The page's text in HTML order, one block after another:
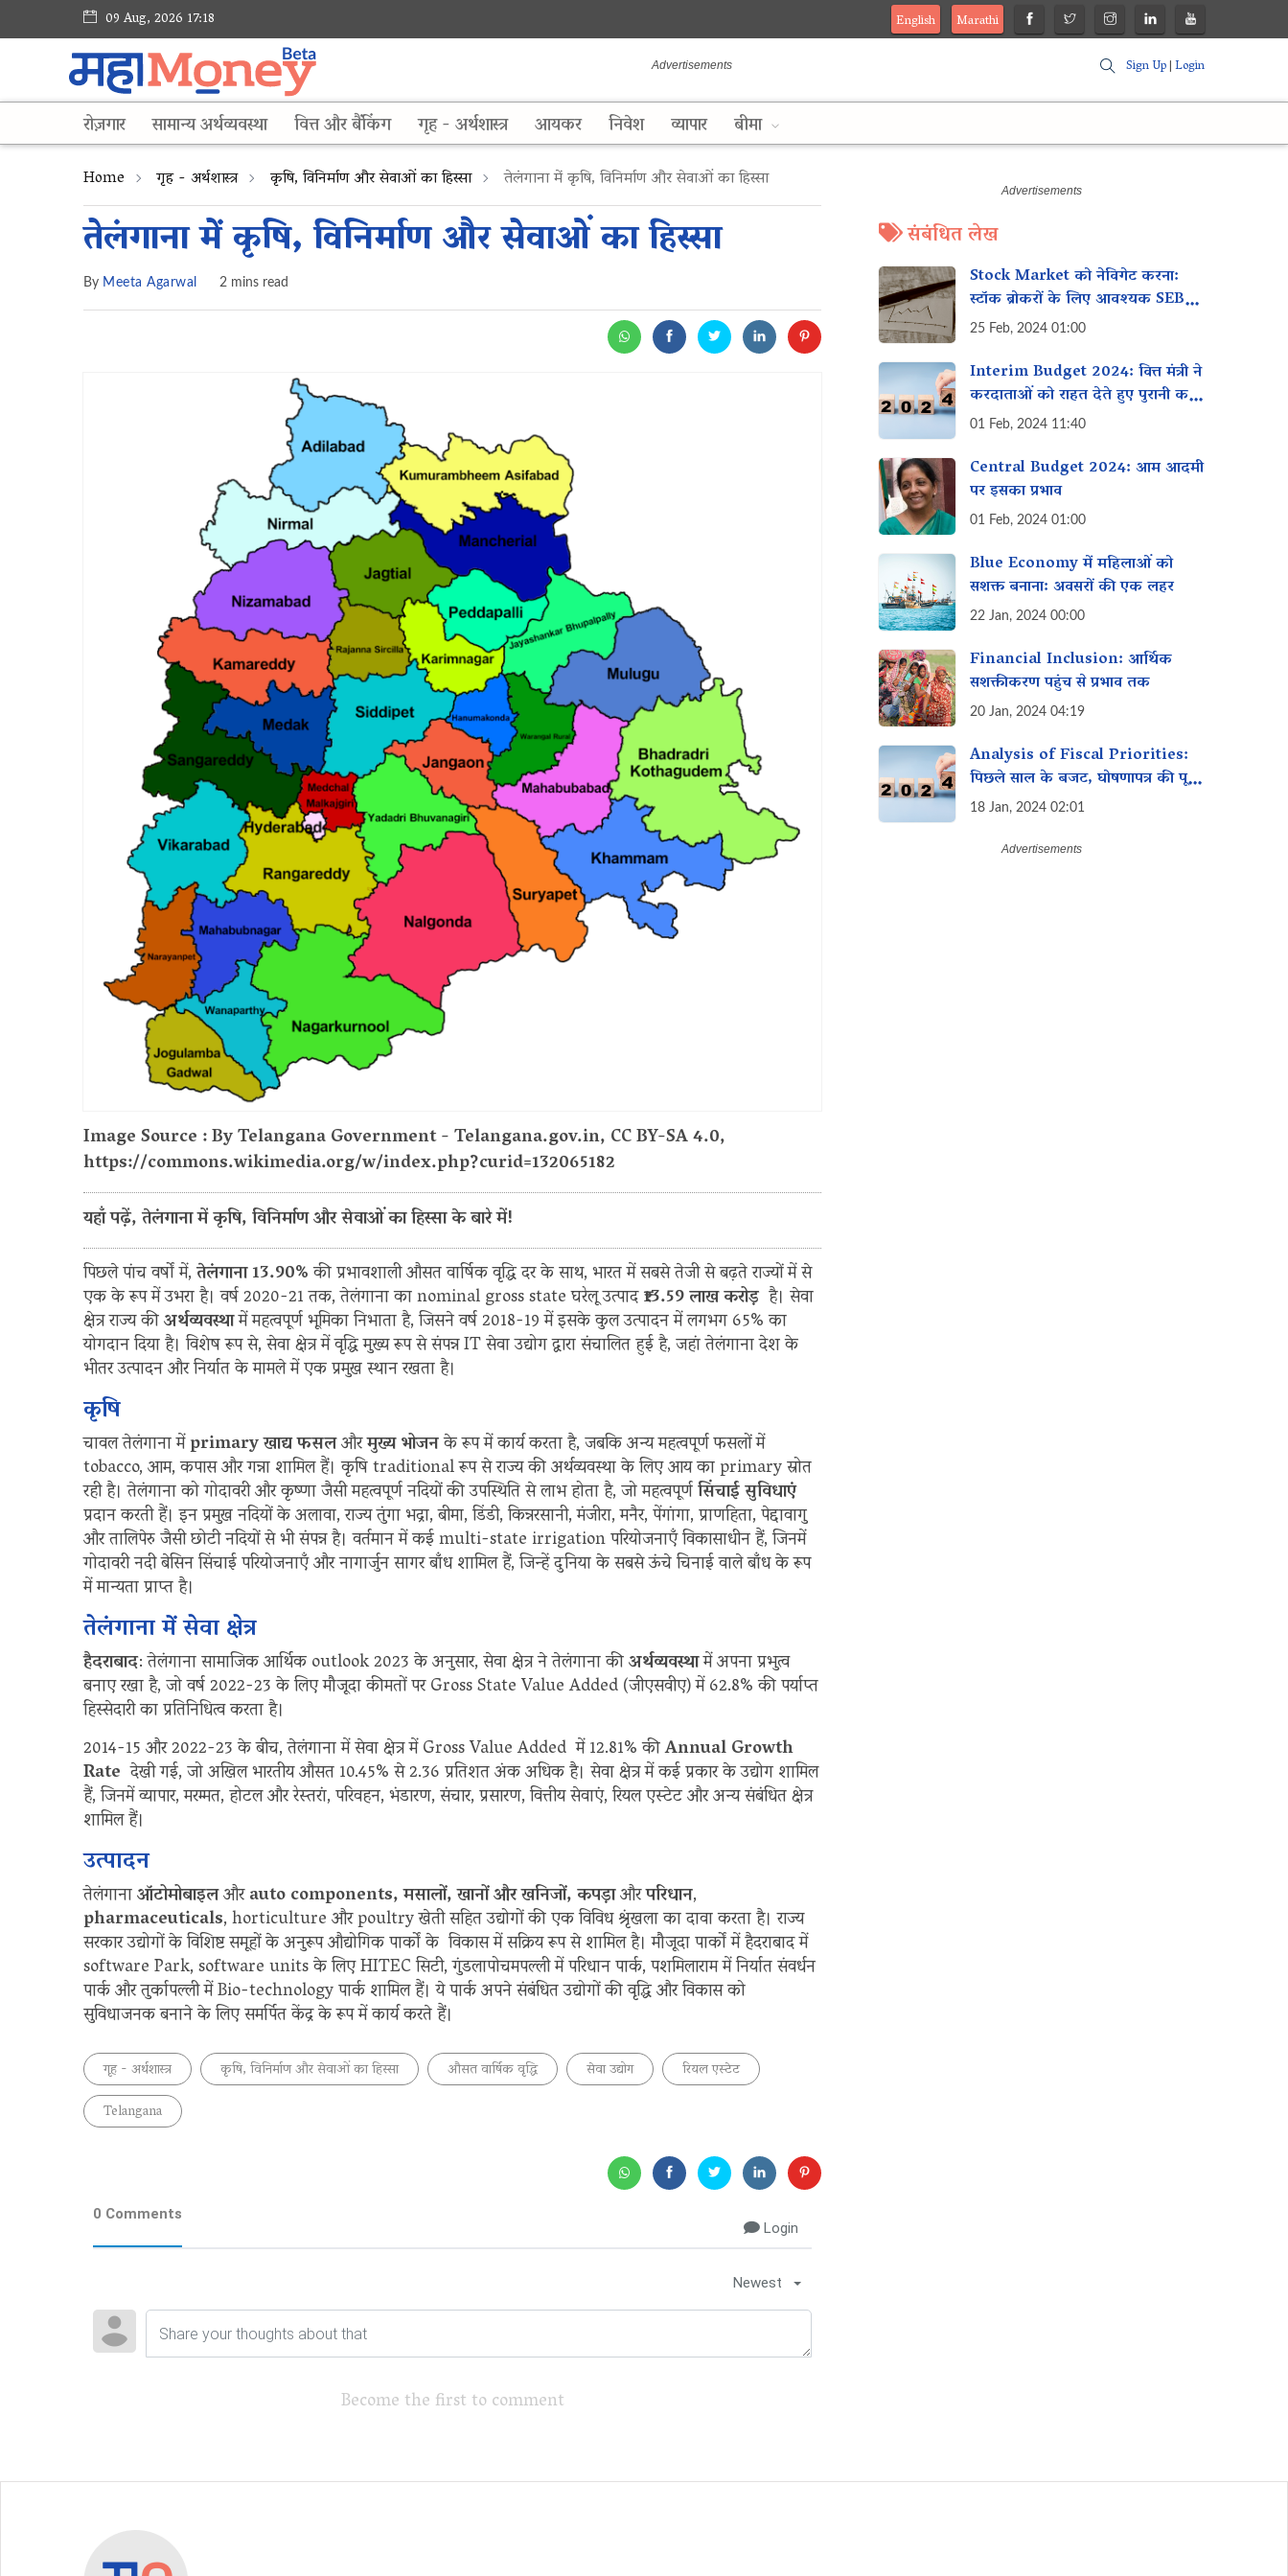
09 Aug, 2026 17:18 English
Marathi
Sign Up|Login
रोज़गार सामान्य अर्थव्यवस्था वित्त और बैंकिंग गृह - अर्थशास्त्र आयकर निवेश व्यापार बीमा
Home गृह - अर्थशास्त्र कृषि, विनिर्माण और सेवाओं का हिस्सा तेलंगाना में कृषि, विनिर्माण और सेवाओं का हिस्सा
तेलंगाना में कृषि, विनिर्माण और सेवाओं का हिस्सा
By Meeta Agarwal 2 mins read
Image Source : By Telangana Government - Telangana.gov.in, CC BY-SA 4.0,
https://commons.wikimedia.org/w/index.php?curid=132065182
यहाँ पढ़ें, तेलंगाना में कृषि, विनिर्माण और सेवाओं का हिस्सा के बारे में!
पिछले पांच वर्षों में,तेलंगाना 13.90%की प्रभावशाली औसत वार्षिक वृद्धि दर के साथ, भारत में सबसे तेजी से बढ़ते राज्यों में से
एक के रूप में उभरा है। वर्ष 2020-21 तक, तेलंगाना का nominal gross state घरेलू उत्पाद₹13.59 लाख करोड़ है। सेवा
क्षेत्र राज्य कीअर्थव्यवस्थामें महत्वपूर्ण भूमिका निभाता है, जिसने वर्ष 2018-19 में इसके कुल उत्पादन में लगभग 65% का
योगदान दिया है। विशेष रूप से, सेवा क्षेत्र में वृद्धि मुख्य रूप से संपन्न IT सेवा उद्योग द्वारा संचालित हुई है, जहां तेलंगाना देश के
भीतर उत्पादन और निर्यात के मामले में एक प्रमुख स्थान रखता है।
कृषि
चावल तेलंगाना मेंprimary खाद्य फसलऔरमुख्य भोजनके रूप में कार्य करता है, जबकि अन्य महत्वपूर्ण फसलों में
tobacco, आम, कपास और गन्ना शामिल हैं। कृषि traditional रूप से राज्य की अर्थव्यवस्था के लिए आय का primary स्रोत
रही है। तेलंगाना को गोदावरी और कृष्णा जैसी महत्वपूर्ण नदियों की उपस्थिति से लाभ होता है, जो महत्वपूर्णसिंचाई सुविधाएं
प्रदान करती हैं। इन प्रमुख नदियों के अलावा, राज्य तुंगा भद्रा, बीमा, डिंडी, किन्नरसानी, मंजीरा, मनैर, पेंगांगा, प्राणहिता, पेद्दावागु
और तालिपेरु जैसी छोटी नदियों से भी संपन्न है। वर्तमान में कई multi-state irrigation परियोजनाएँ विकासाधीन हैं, जिनमें
गोदावरी नदी बेसिन सिंचाई परियोजनाएँ और नागार्जुन सागर बाँध शामिल हैं, जिन्हें दुनिया के सबसे ऊंचे चिनाई वाले बाँध के रूप
में मान्यता प्राप्त है।
तेलंगाना में सेवा क्षेत्र
हैदराबाद: तेलंगाना सामाजिक आर्थिक outlook 2023 के अनुसार, सेवा क्षेत्र ने तेलंगाना कीअर्थव्यवस्थामें अपना प्रभुत्व
बनाए रखा है, जो वर्ष 2022-23 के लिए मौजूदा कीमतों पर Gross State Value Added (जीएसवीए) में 62.8% की पर्याप्त
हिस्सेदारी का प्रतिनिधित्व करता है।
2014-15 और 2022-23 के बीच, तेलंगाना में सेवा क्षेत्र में Gross Value Added में 12.81% कीAnnual Growth
Rate देखी गई, जो अखिल भारतीय औसत 10.45% से 2.36 प्रतिशत अंक अधिक है। सेवा क्षेत्र में कई प्रकार के उद्योग शामिल
हैं, जिनमें व्यापार, मरम्मत, होटल और रेस्तरां, परिवहन, भंडारण, संचार, प्रसारण, वित्तीय सेवाएं, रियल एस्टेट और अन्य संबंधित क्षेत्र
शामिल हैं।
उत्पादन
तेलंगानाऑटोमोबाइलऔरauto components, मसालों, खानों और खनिजों, कपड़ाऔरपरिधान,
pharmaceuticals, horticulture और poultry खेती सहित उद्योगों की एक विविध श्रृंखला का दावा करता है। राज्य
सरकार उद्योगों के विशिष्ट समूहों के अनुरूप औद्योगिक पार्कों के विकास में सक्रिय रूप से शामिल है। मौजूदा पार्कों में हैदराबाद में
software Park, software units के लिए HITEC सिटी, गुंडलापोचमपल्ली में परिधान पार्क, पशमिलाराम में निर्यात संवर्धन
पार्क और तुर्कापल्ली में Bio-technology पार्क शामिल हैं। ये पार्क अपने संबंधित उद्योगों की वृद्धि और विकास को
सुविधाजनक बनाने के लिए समर्पित केंद्र के रूप में कार्य करते हैं।
गृह - अर्थशास्त्र कृषि, विनिर्माण और सेवाओं का हिस्सा औसत वार्षिक वृद्धि सेवा उद्योग
रियल एस्टेट
Telangana
0 Comments
Login
Newest
Become the first to comment
संबंधित लेख
Stock Market को नेविगेट करना:
स्टॉक ब्रोकरों के लिए आवश्यक SEBI
Guidelines
25 Feb, 2024 01:00
Interim Budget 2024: वित्त मंत्री ने
करदाताओं को राहत देते हुए पुरानी कर
मांगों को वापस लेने की घोषणा की
01 Feb, 2024 11:40
Central Budget 2024: आम आदमी
पर इसका प्रभाव
01 Feb, 2024 01:00
Blue Economy में महिलाओं को
सशक्त बनाना: अवसरों की एक लहर
22 Jan, 2024 00:00
Financial Inclusion: आर्थिक
सशक्तीकरण पहुंच से प्रभाव तक
20 Jan, 2024 04:19
Analysis of Fiscal Priorities:
पिछले साल के बजट, घोषणापत्र की पूर्ति
और इस साल के बजट में महिलाओं के
18 Jan, 2024 02:01